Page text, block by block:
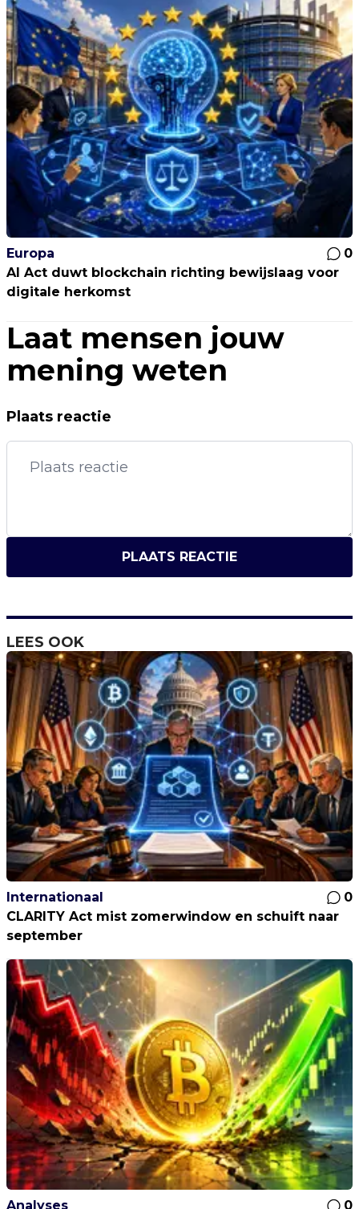
Europa
0
AI Act duwt blockchain richting bewijslaag voor
digitale herkomst
Laat mensen jouw
mening weten
Plaats reactie
PLAATS REACTIE
LEES OOK
Internationaal
0
CLARITY Act mist zomerwindow en schuift naar
september
Analyses 0